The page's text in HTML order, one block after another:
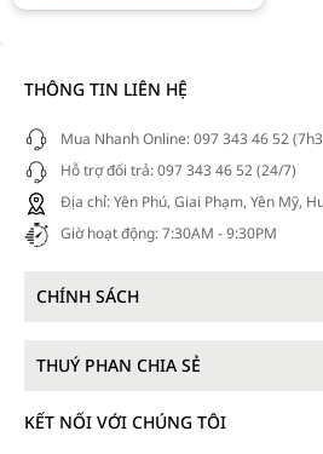
THÔNG TIN LIÊN HỆ
Mua Nhanh Online: 097 343 46 52
Hỗ trợ đổi trả: 097 343 46 52 (24/7)
Địa chỉ: Yên Phú, Giai Phạm, Yên Mỹ,
Giờ hoạt động: 7:30AM - 9:30PM
CHÍNH SÁCH
THUÝ PHAN CHIA SẺ
KẾT NỐI VỚI CHÚNG TÔI